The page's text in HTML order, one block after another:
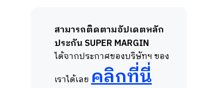
สามารถติดตามอัปเดตหลัก
ประกัน SUPER MARGIN
ได้จากประกาศของบริษัทฯ ของ
เราได้เลย คลิกที่นี่